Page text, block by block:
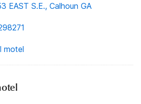
EAST S.E., Calhoun GA
motel